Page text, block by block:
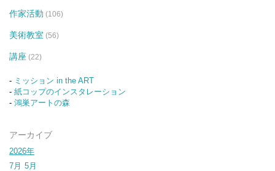
作家活動 (106)
美術教室 (56)
講座 (22)
- ミッション in the ART
- 紙コップのインスタレーション
- 鴻巣アートの森
アーカイブ
2026年
7月 5月